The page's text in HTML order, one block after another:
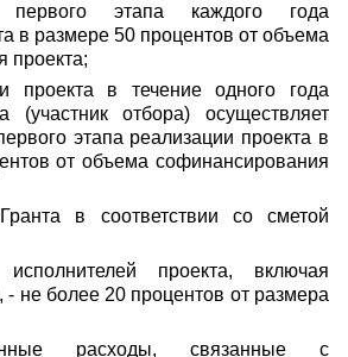
первого этапа каждого года
в размере 50 процентов от объема
проекта;
проекта в течение одного года
(участник отбора) осуществляет
этапа реализации проекта в
от объема софинансирования
в соответствии со сметой
проекта, включая
- не более 20 процентов от размера
расходы, связанные с